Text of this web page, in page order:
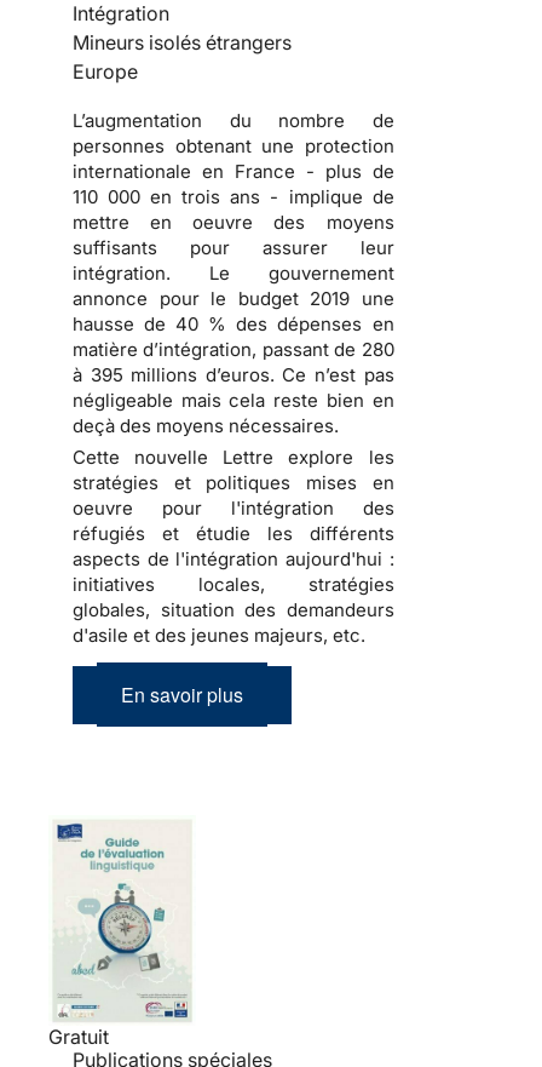
Intégration
Mineurs isolés étrangers
Europe
L’augmentation du nombre de
personnes obtenant une protection
internationale en France - plus de
110 000 en trois ans - implique de
mettre en oeuvre des moyens
suffisants pour assurer leur
intégration. Le gouvernement
annonce pour le budget 2019 une
hausse de 40 % des dépenses en
matière d’intégration, passant de 280
à 395 millions d’euros. Ce n’est pas
négligeable mais cela reste bien en
deçà des moyens nécessaires.
Cette nouvelle Lettre explore les
stratégies et politiques mises en
oeuvre pour l'intégration des
réfugiés et étudie les différents
aspects de l'intégration aujourd'hui :
initiatives locales, stratégies
globales, situation des demandeurs
d'asile et des jeunes majeurs, etc.
En savoir plus
Gratuit
Publications spéciales